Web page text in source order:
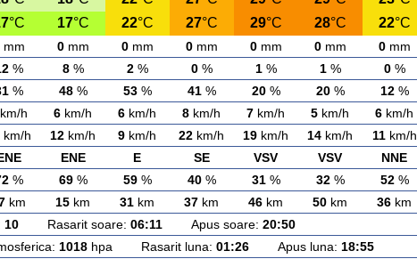
°C 17°C 22°C 27°C 29°C 28°C 22°C
mm 0mm 0mm 0mm 0mm 0mm 0mm
% 8% 2% 0% 1% 1% 0%
% 48% 53% 41% 20% 20% 12%
km/h 6 km/h 6 km/h 8 km/h 7 km/h 5 km/h 6 km/h
km/h 12 km/h 9 km/h 22 km/h 19 km/h 14 km/h 11km/h
ENE E SE VSV VSV NNE
% 69% 59% 40% 31% 32% 52%
km 15 km 31 km 37 km 46 km 50 km 36 km
10Rasarit soare: 06:11Apus soare: 20:50
1018 hpa Rasarit luna: 01:26 Apus luna: 18:55